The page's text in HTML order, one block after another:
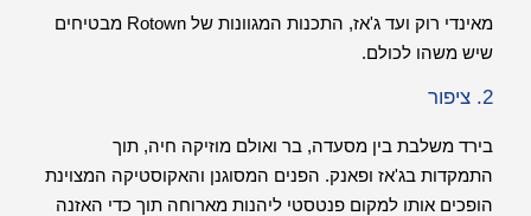
מאינדי רוק ועד ג'אז, התכנות המגוונות של Rotown מבטיחים
שיש משהו לכולם.
2. ציפור
בירד משלבת בין מסעדה, בר ואולם מוזיקה חיה, תוך
התמקדות בג'אז ופאנק. הפנים המסוגנן והאקוסטיקה המצוינת
הופכים אותו למקום פנטסטי ליהנות מארוחה תוך כדי האזנה